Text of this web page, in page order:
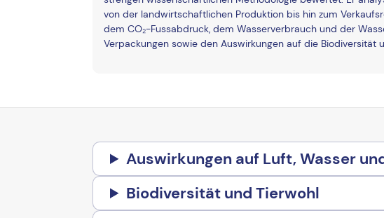
von der landwirtschaftlichen Produktion bis hin zum
dem CO₂-Fussabdruck, dem Wasserverbrauch und der
Verpackungen sowie den Auswirkungen auf die Biodiversität
Auswirkungen auf Luft, Wasser
Biodiversität und Tierwohl